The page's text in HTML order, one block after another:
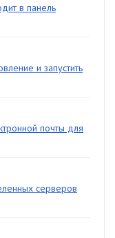
в панель
и запустить
почты для
серверов